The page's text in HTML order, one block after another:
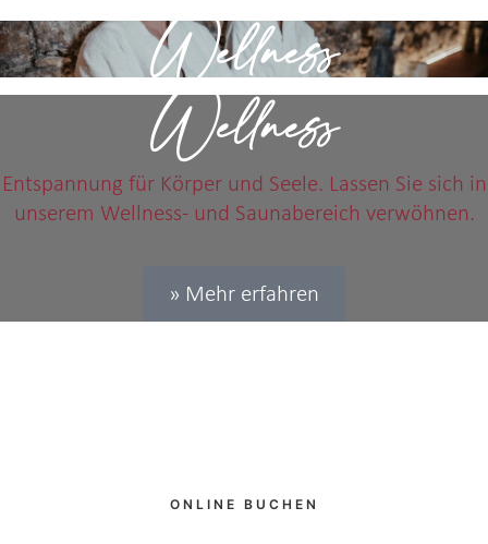
Wellness
Wellness
Entspannung für Körper und Seele. Lassen Sie sich in
unserem Wellness- und Saunabereich verwöhnen.
» Mehr erfahren
ONLINE BUCHEN